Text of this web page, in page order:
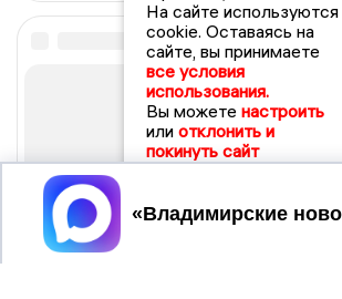
На сайте используются
cookie. Оставаясь на
сайте, вы принимаете
все условия
использования.
Вы можете настроить
или отклонить и
покинуть сайт
Принять